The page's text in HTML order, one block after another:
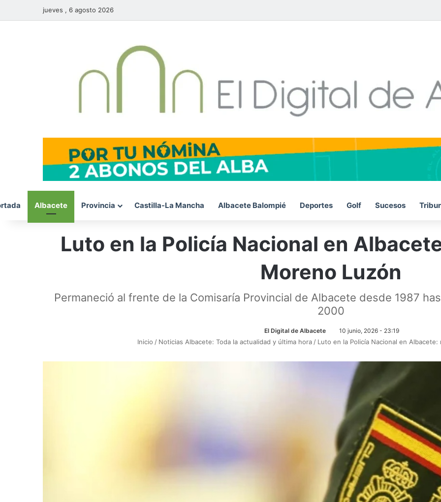
jueves , 6 agosto 2026
Albacete Provincia Castilla-La Mancha Albacete Balompié Deportes Golf Sucesos
Luto en la Policía Nacional en
Moreno Luzón
Permaneció al frente de la Comisaría Provincial de Albacete desde 1987
2000
El Digital de Albacete 10 junio, 2026 - 23:19
Inicio / Noticias Albacete: Toda la actualidad y última hora / Luto en la Policía Nacional en